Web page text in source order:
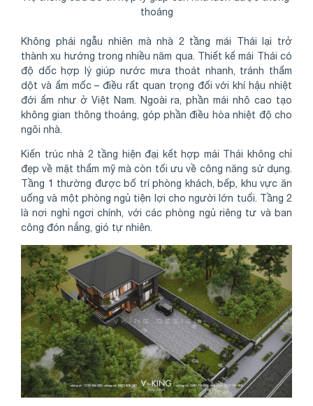
thoáng
Không phải ngẫu nhiên mà nhà 2 tầng mái Thái lại trở
thành xu hướng trong nhiều năm qua. Thiết kế mái Thái có
độ dốc hợp lý giúp nước mưa thoát nhanh, tránh thấm
dột và ẩm mốc – điều rất quan trọng đối với khí hậu nhiệt
đới ẩm như ở Việt Nam. Ngoài ra, phần mái nhô cao tạo
không gian thông thoáng, góp phần điều hòa nhiệt độ cho
ngôi nhà.
Kiến trúc nhà 2 tầng hiện đại kết hợp mái Thái không chỉ
đẹp về mặt thẩm mỹ mà còn tối ưu về công năng sử dụng.
Tầng 1 thường được bố trí phòng khách, bếp, khu vực ăn
uống và một phòng ngủ tiện lợi cho người lớn tuổi. Tầng 2
là nơi nghỉ ngơi chính, với các phòng ngủ riêng tư và ban
công đón nắng, gió tự nhiên.